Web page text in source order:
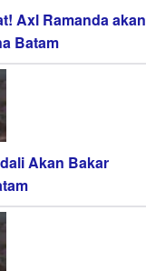
Axl Ramanda akan
Batam
Akan Bakar